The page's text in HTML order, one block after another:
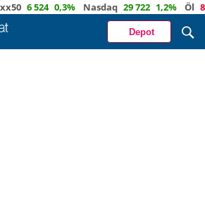
6 524 0,3% Nasdaq 29 722 1,2% Öl
Depot